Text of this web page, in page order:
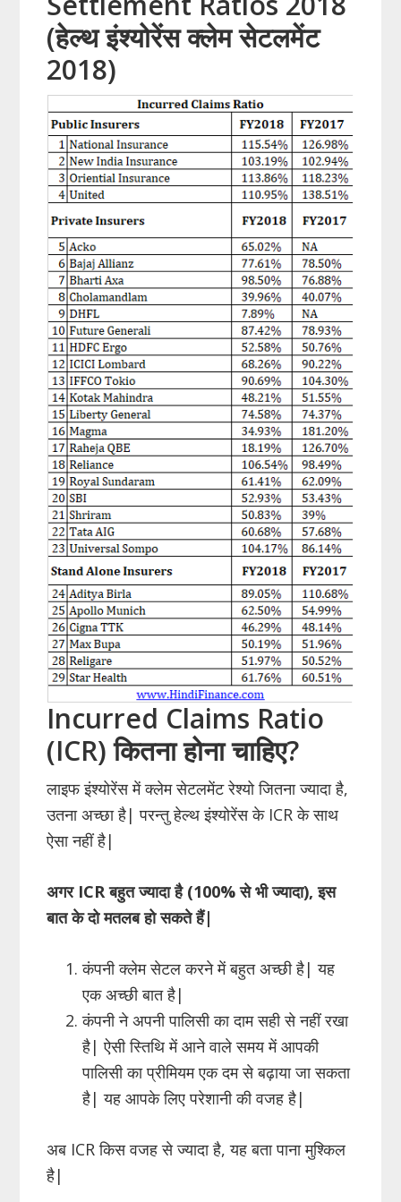
(हेल्थ इंश्योरेंस क्लेम सेटलमेंट
2018)
Incurred Claims Ratio
(ICR) कितना होना चाहिए?
लाइफ इंश्योरेंस में क्लेम सेटलमेंट रेश्यो जितना ज्यादा है,
उतना अच्छा है| परन्तु हेल्थ इंश्योरेंस के ICR के साथ
ऐसा नहीं है|
अगर ICR बहुत ज्यादा है (100% से भी ज्यादा), इस
बात के दो मतलब हो सकते हैं|
कंपनी क्लेम सेटल करने में बहुत अच्छी है| यह
एक अच्छी बात है|
कंपनी ने अपनी पालिसी का दाम सही से नहीं रखा
है| ऐसी स्तिथि में आने वाले समय में आपकी
पालिसी का प्रीमियम एक दम से बढ़ाया जा सकता
है| यह आपके लिए परेशानी की वजह है|
अब ICR किस वजह से ज्यादा है, यह बता पाना मुश्किल
है|